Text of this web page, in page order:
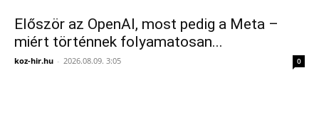
Először az OpenAI, most pedig a Meta –
miért történnek folyamatosan...
koz-hir.hu - 2026.08.09. 3:05 0